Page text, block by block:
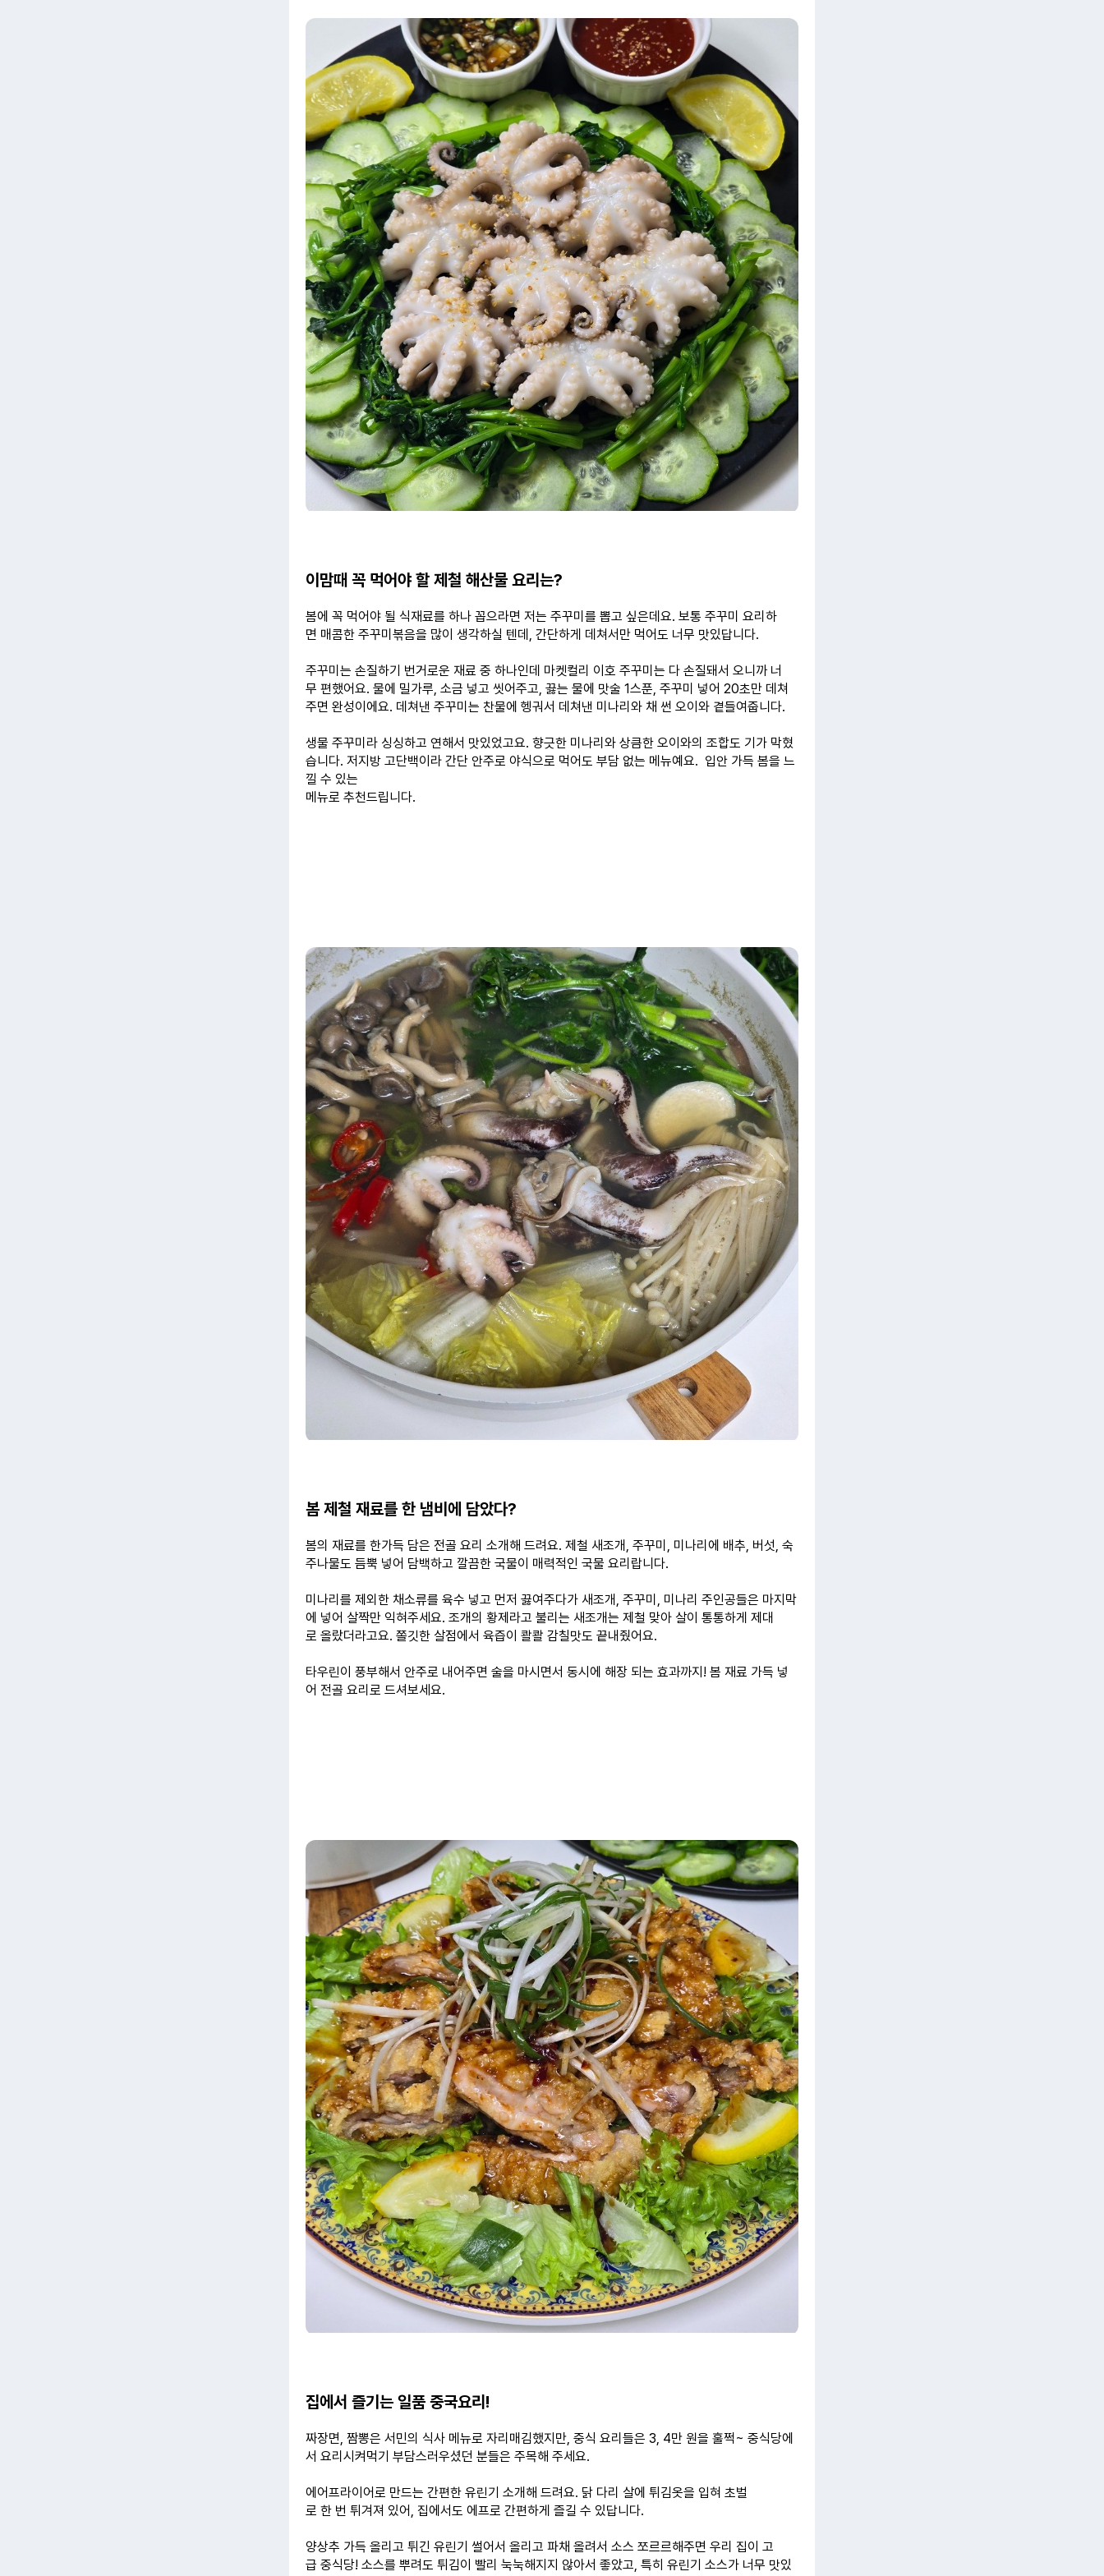
이맘때 꼭 먹어야 할 제철 해산물 요리는?
봄에 꼭 먹어야 될 식재료를 하나 꼽으라면 저는 주꾸미를 뽑고 싶은데요. 보통 주꾸미 요리하
면 매콤한 주꾸미볶음을 많이 생각하실 텐데, 간단하게 데쳐서만 먹어도 너무 맛있답니다.
주꾸미는 손질하기 번거로운 재료 중 하나인데 마켓컬리 이호 주꾸미는 다 손질돼서 오니까 너
무 편했어요. 물에 밀가루, 소금 넣고 씻어주고, 끓는 물에 맛술 1스푼, 주꾸미 넣어 20초만 데쳐
주면 완성이에요. 데쳐낸 주꾸미는 찬물에 헹궈서 데쳐낸 미나리와 채 썬 오이와 곁들여줍니다.
생물 주꾸미라 싱싱하고 연해서 맛있었고요. 향긋한 미나리와 상큼한 오이와의 조합도 기가 막혔
습니다. 저지방 고단백이라 간단 안주로 야식으로 먹어도 부담 없는 메뉴예요. 입안 가득 봄을 느
낄 수 있는
메뉴로 추천드립니다.
봄 제철 재료를 한 냄비에 담았다?
봄의 재료를 한가득 담은 전골 요리 소개해 드려요. 제철 새조개, 주꾸미, 미나리에 배추, 버섯, 숙
주나물도 듬뿍 넣어 담백하고 깔끔한 국물이 매력적인 국물 요리랍니다.
미나리를 제외한 채소류를 육수 넣고 먼저 끓여주다가 새조개, 주꾸미, 미나리 주인공들은 마지막
에 넣어 살짝만 익혀주세요. 조개의 황제라고 불리는 새조개는 제철 맞아 살이 통통하게 제대
로 올랐더라고요. 쫄깃한 살점에서 육즙이 콸콸 감칠맛도 끝내줬어요.
타우린이 풍부해서 안주로 내어주면 술을 마시면서 동시에 해장 되는 효과까지! 봄 재료 가득 넣
어 전골 요리로 드셔보세요.
집에서 즐기는 일품 중국요리!
짜장면, 짬뽕은 서민의 식사 메뉴로 자리매김했지만, 중식 요리들은 3, 4만 원을 훌쩍~ 중식당에
서 요리시켜먹기 부담스러우셨던 분들은 주목해 주세요.
에어프라이어로 만드는 간편한 유린기 소개해 드려요. 닭 다리 살에 튀김옷을 입혀 초벌
로 한 번 튀겨져 있어, 집에서도 에프로 간편하게 즐길 수 있답니다.
양상추 가득 올리고 튀긴 유린기 썰어서 올리고 파채 올려서 소스 쪼르르해주면 우리 집이 고
급 중식당! 소스를 뿌려도 튀김이 빨리 눅눅해지지 않아서 좋았고, 특히 유린기 소스가 너무 맛있